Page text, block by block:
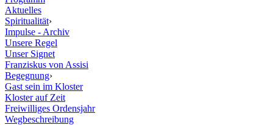
Aktuelles
Spiritualität›
Impulse - Archiv
Unsere Regel
Unser Signet
Franziskus von Assisi
Begegnung›
Gast sein im Kloster
Kloster auf Zeit
Freiwilliges Ordensjahr
Wegbeschreibung